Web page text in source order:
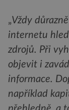
„Vždy
internetu
zdrojů. Při
objevit i
informace.
například